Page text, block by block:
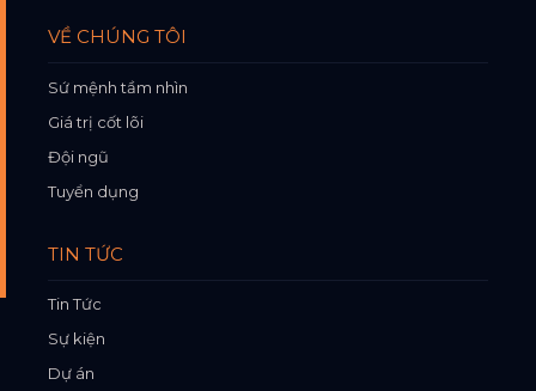
VỀ CHÚNG TÔI
Sứ mệnh tầm nhìn
Giá trị cốt lõi
Đội ngũ
Tuyển dụng
TIN TỨC
Tin Tức
Sự kiện
Dự án